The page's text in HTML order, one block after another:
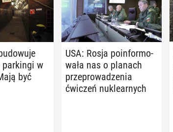
par­kin­gi w
być
USA: Rosja po­in­for­mo­
wa­ła nas o planach
prze­pro­wa­dze­nia
ćwiczeń nu­kle­ar­nych